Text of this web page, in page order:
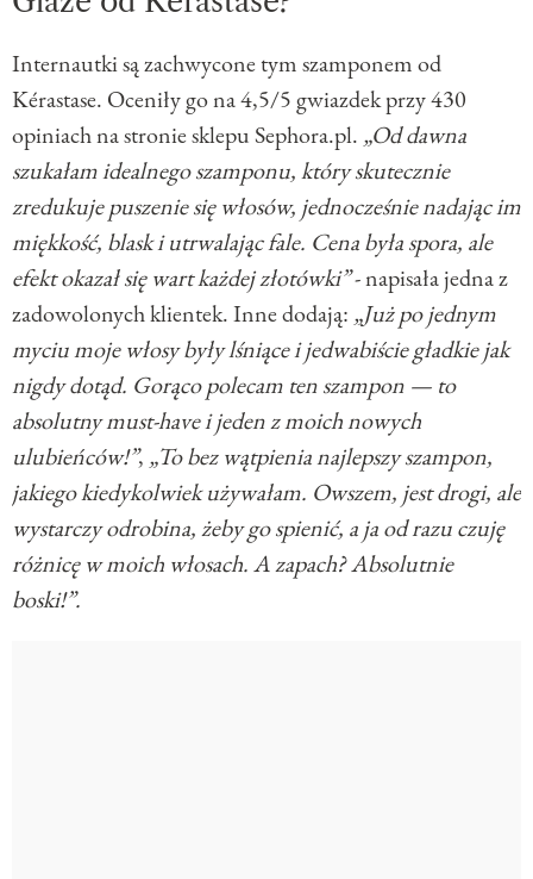
Internautki są zachwycone tym szamponem od
Kérastase. Oceniły go na 4,5/5 gwiazdek przy 430
opiniach na stronie sklepu Sephora.pl. „Od dawna
szukałam idealnego szamponu, który skutecznie
zredukuje puszenie się włosów, jednocześnie nadając im
miękkość, blask i utrwalając fale. Cena była spora, ale
efekt okazał się wart każdej złotówki”- napisała jedna z
zadowolonych klientek. Inne dodają: „Już po jednym
myciu moje włosy były lśniące i jedwabiście gładkie jak
nigdy dotąd. Gorąco polecam ten szampon — to
absolutny must-have i jeden z moich nowych
ulubieńców!”, „To bez wątpienia najlepszy szampon,
jakiego kiedykolwiek używałam. Owszem, jest drogi, ale
wystarczy odrobina, żeby go spienić, a ja od razu czuję
różnicę w moich włosach. A zapach? Absolutnie
boski!”.